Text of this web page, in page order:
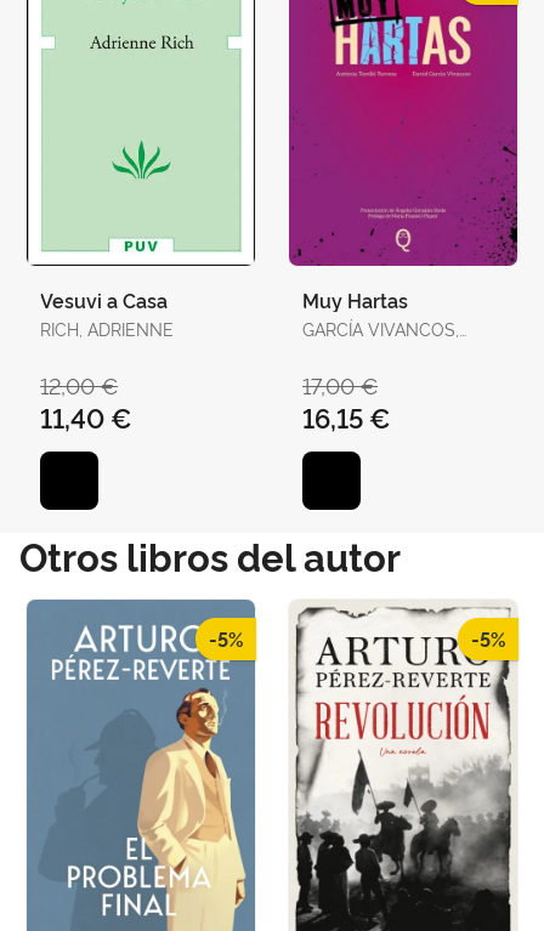
Vesuvi a Casa
RICH, ADRIENNE
12,00 €
11,40 €
Muy Hartas
GARCÍA VIVANCOS,
17,00 €
16,15 €
Otros libros del autor
-5% -5%